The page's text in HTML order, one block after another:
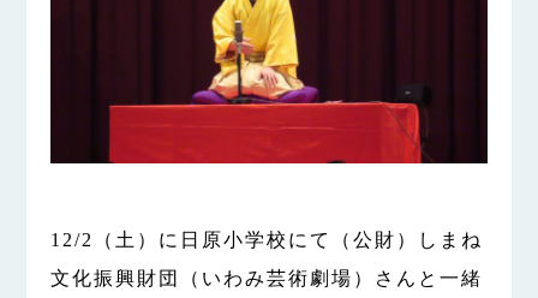
12/2（土）に日原小学校にて（公財）しまね
文化振興財団（いわみ芸術劇場）さんと一緒